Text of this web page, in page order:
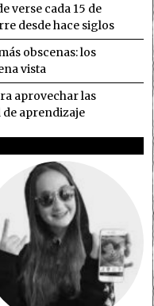
verse cada 15 de
desde hace siglos
obscenas: los
vista
aprovechar las
aprendizaje